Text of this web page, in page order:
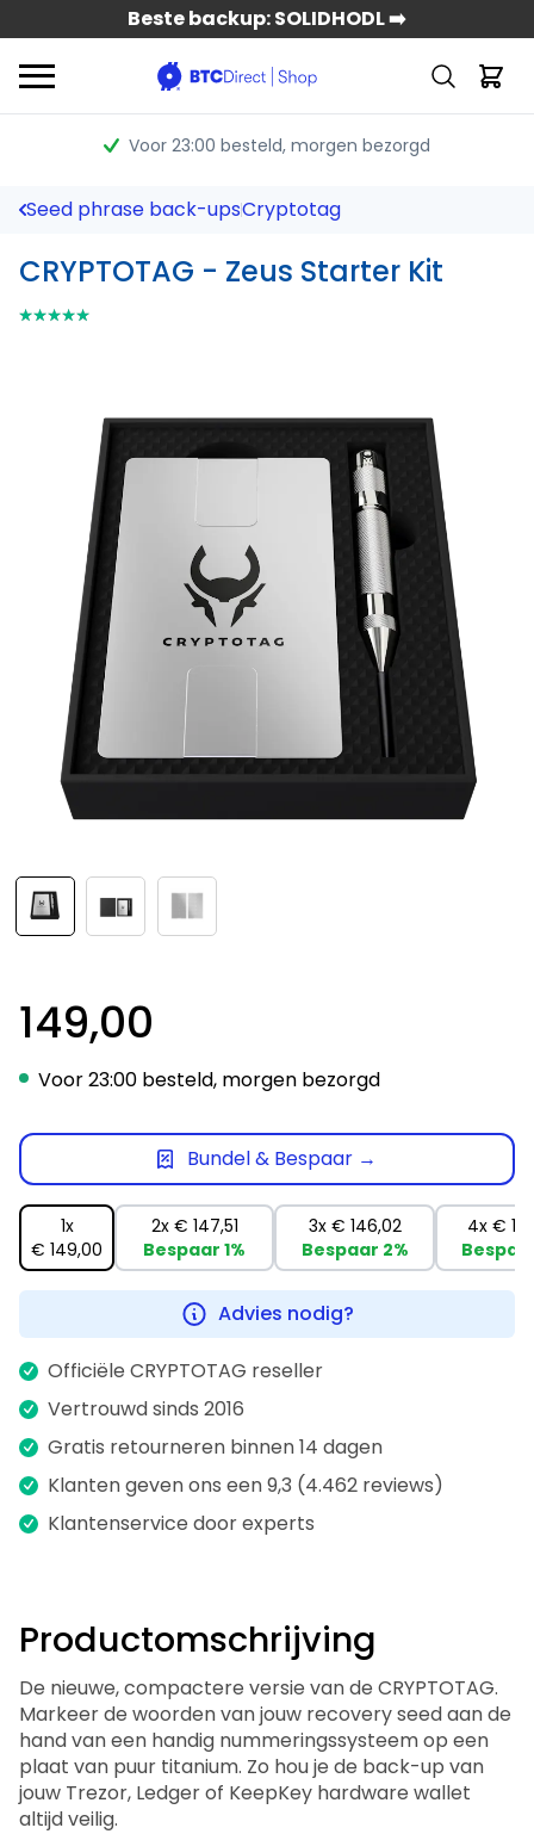
Beste backup: SOLIDHODL ➡️
Voor 23:00 besteld, morgen bezorgd
Seed phrase back-upsCryptotag
CRYPTOTAG - Zeus Starter Kit
⭑⭑⭑⭑⭑
⭑⭑⭑⭑⭑
149,00
Voor 23:00 besteld, morgen bezorgd
Bundel & Bespaar →
1x
€ 149,00
2x € 147,51
Bespaar 1%
3x € 146,02
Bespaar 2%
4x €
Advies nodig?
Officiële CRYPTOTAG reseller
Vertrouwd sinds 2016
Gratis retourneren binnen 14 dagen
Klanten geven ons een 9,3 (4.462 reviews)
Klantenservice door experts
Productomschrijving
De nieuwe, compactere versie van de CRYPTOTAG.
Markeer de woorden van jouw recovery seed aan de
hand van een handig nummeringssysteem op een
plaat van puur titanium. Zo hou je de back-up van
jouw Trezor, Ledger of KeepKey hardware wallet
altijd veilig.